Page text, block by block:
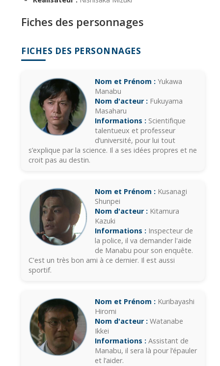
Fiches des personnages
FICHES DES PERSONNAGES
Nom et Prénom : Yukawa
Manabu
Nom d'acteur : Fukuyama
Masaharu
Informations : Scientifique
talentueux et professeur
d’université, pour lui tout
s’explique par la science. Il a ses idées propres et ne
croit pas au destin.
Nom et Prénom : Kusanagi
Shunpei
Nom d'acteur : Kitamura
Kazuki
Informations : Inspecteur de
la police, il va demander l'aide
de Manabu pour son enquête.
C'est un très bon ami à ce dernier. Il est aussi
sportif.
Nom et Prénom : Kuribayashi
Hiromi
Nom d'acteur : Watanabe
Ikkei
Informations : Assistant de
Manabu, il sera là pour l’épauler
et l’aider.